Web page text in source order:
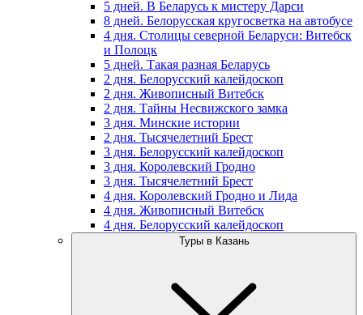
5 дней. В Беларусь к мистеру Дарси
8 дней. Белорусская кругосветка на автобусе
4 дня. Столицы северной Беларуси: Витебск
и Полоцк
5 дней. Такая разная Беларусь
2 дня. Белорусский калейдоскоп
2 дня. Живописный Витебск
2 дня. Тайны Несвижского замка
3 дня. Минские истории
2 дня. Тысячелетний Брест
3 дня. Белорусский калейдоскоп
3 дня. Королевский Гродно
3 дня. Тысячелетний Брест
4 дня. Королевский Гродно и Лида
4 дня. Живописный Витебск
4 дня. Белорусский калейдоскоп
Туры в Казань